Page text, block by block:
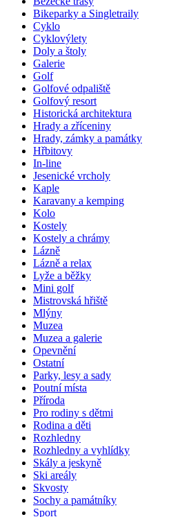
Bikeparky a Singletraily
Cyklo
Cyklovýlety
Doly a štoly
Galerie
Golf
Golfové odpaliště
Golfový resort
Historická architektura
Hrady a zříceniny
Hrady, zámky a památky
Hřbitovy
In-line
Jesenické vrcholy
Kaple
Karavany a kemping
Kolo
Kostely
Kostely a chrámy
Lázně
Lázně a relax
Lyže a běžky
Mini golf
Mistrovská hřiště
Mlýny
Muzea
Muzea a galerie
Opevnění
Ostatní
Parky, lesy a sady
Poutní místa
Příroda
Pro rodiny s dětmi
Rodina a děti
Rozhledny
Rozhledny a vyhlídky
Skály a jeskyně
Ski areály
Skvosty
Sochy a památníky
Sport